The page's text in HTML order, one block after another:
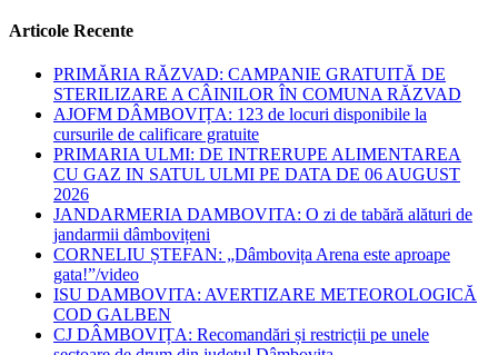
Articole Recente
PRIMĂRIA RĂZVAD: CAMPANIE GRATUITĂ DE
STERILIZARE A CÂINILOR ÎN COMUNA RĂZVAD
AJOFM DÂMBOVIȚA: 123 de locuri disponibile la
cursurile de calificare gratuite
PRIMARIA ULMI: DE INTRERUPE ALIMENTAREA
CU GAZ IN SATUL ULMI PE DATA DE 06 AUGUST
2026
JANDARMERIA DAMBOVITA: O zi de tabără alături de
jandarmii dâmbovițeni
CORNELIU ȘTEFAN: „Dâmbovița Arena este aproape
gata!”/video
ISU DAMBOVITA: AVERTIZARE METEOROLOGICĂ
COD GALBEN
CJ DÂMBOVIȚA: Recomandări și restricții pe unele